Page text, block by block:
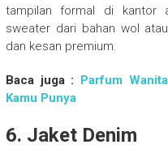
tampilan formal di kantor
sweater dari bahan wol
dan kesan premium.
Baca juga :
Parfum
Kamu Punya
6. Jaket Denim